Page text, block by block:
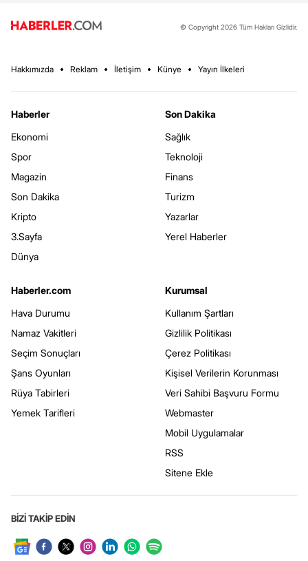
© Copyright 2026 Tüm Hakları Gizlidir.
Hakkımızda Reklam İletişim Künye Yayın İlkeleri
Haberler
Ekonomi
Spor
Magazin
Son Dakika
Kripto
3.Sayfa
Dünya
Son Dakika
Sağlık
Teknoloji
Finans
Turizm
Yazarlar
Yerel Haberler
Haberler.com
Hava Durumu
Namaz Vakitleri
Seçim Sonuçları
Şans Oyunları
Rüya Tabirleri
Yemek Tarifleri
Kurumsal
Kullanım Şartları
Gizlilik Politikası
Çerez Politikası
Kişisel Verilerin Korunması
Veri Sahibi Başvuru Formu
Webmaster
Mobil Uygulamalar
RSS
Sitene Ekle
BİZİ TAKİP EDİN